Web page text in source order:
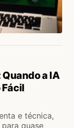
a IA
Fácil
e técnica,
quase